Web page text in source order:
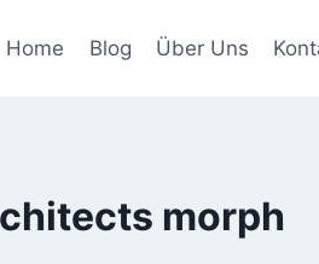
Home Blog Über Uns
morph